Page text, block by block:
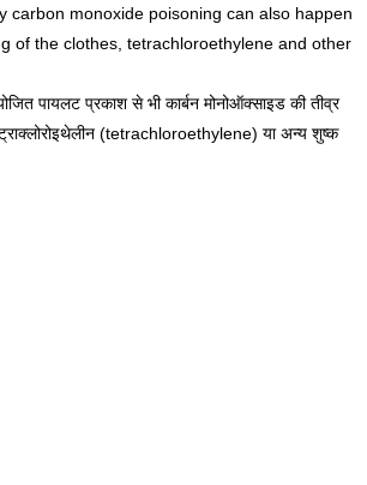
carbon monoxide poisoning can also happen
of the clothes, tetrachloroethylene and other
पायलट प्रकाश से भी कार्बन मोनोऑक्साइड की तीव्र
(tetrachloroethylene) या अन्य शुष्क